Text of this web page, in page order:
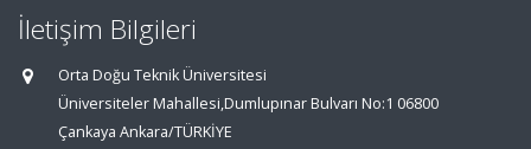
İletişim Bilgileri
Orta Doğu Teknik Üniversitesi
Üniversiteler Mahallesi,Dumlupınar Bulvarı No:1 06800
Çankaya Ankara/TÜRKİYE